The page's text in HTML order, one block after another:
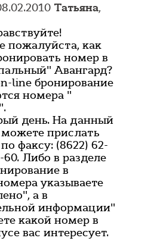
Татьяна,
пожалуйста, как
номер в
Авангард?
line бронирование
номера "
день. На данный
прислать
факсу: (8622) 62-
60. Либо в разделе
в
указываете
а в
информации"
какой номер в
вас интересует.